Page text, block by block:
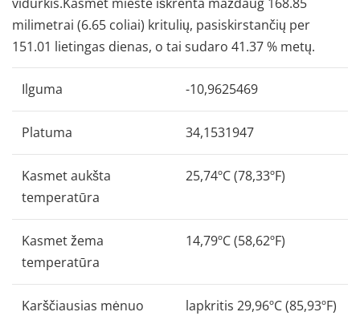
milimetrai (6.65 coliai) kritulių, pasiskirstančių per
151.01 lietingas dienas, o tai sudaro 41.37 % metų.
Ilguma -10,9625469
Platuma 34,1531947
Kasmet aukšta
temperatūra
25,74ºC (78,33ºF)
Kasmet žema
temperatūra
14,79ºC (58,62ºF)
Karščiausias mėnuo lapkritis 29,96ºC (85,93ºF)